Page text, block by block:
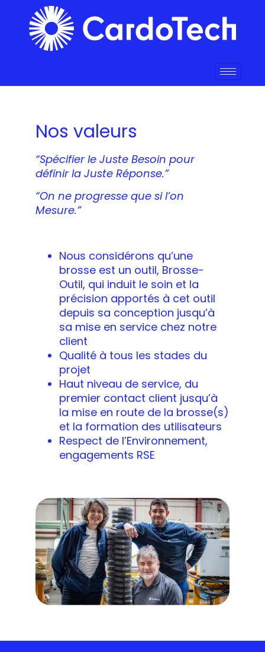
Nos valeurs
“Spécifier le Juste Besoin pour
définir la Juste Réponse.”
“On ne progresse que si l’on
Mesure.”
Nous considérons qu’une
brosse est un outil, Brosse-
Outil, qui induit le soin et la
précision apportés à cet outil
depuis sa conception jusqu’à
sa mise en service chez notre
client
Qualité à tous les stades du
projet
Haut niveau de service, du
premier contact client jusqu’à
la mise en route de la brosse(s)
et la formation des utilisateurs
Respect de l’Environnement,
engagements RSE